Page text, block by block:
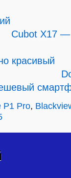
Cubot X17 —
P1 Pro,